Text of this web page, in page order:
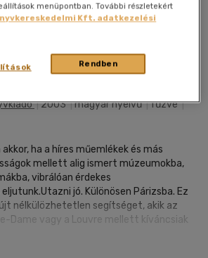
Megosztom
|2003|magyar nyelvű|fűzve|
ha a híres műemlékek és más
mellett alig ismert múzeumokba,
vibrálóan érdekes
jó. Különösen Párizsba. Ez
nélkülözhetetlen segítséget, akik az
Dame vagy a Louvre mellett kíváncsiak
Legyezőmúzeumra is. Azoknak, akiket
a Rossz Fiúk utcája és az, hogy kikről
menüpontban. További részletekért
Kft. adatkezelési
Rendben